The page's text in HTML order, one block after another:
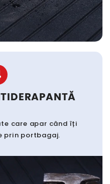
care apar când îți
prin portbagaj.